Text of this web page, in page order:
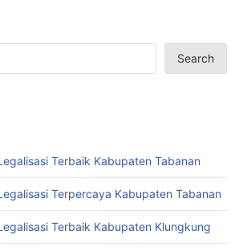
Search
Terbaik Kabupaten Tabanan
Terpercaya Kabupaten Tabanan
Terbaik Kabupaten Klungkung